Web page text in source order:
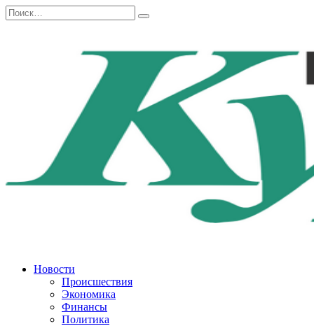
Перейти
к
Search
for:
Новости
Происшествия
Экономика
Финансы
Политика